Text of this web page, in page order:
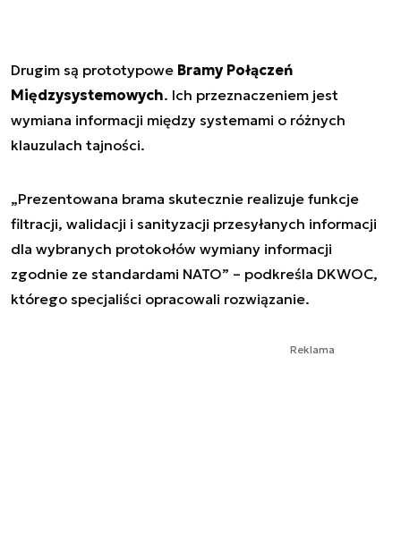
Drugim są prototypowe Bramy Połączeń
Międzysystemowych. Ich przeznaczeniem jest
wymiana informacji między systemami o różnych
klauzulach tajności.
„Prezentowana brama skutecznie realizuje funkcje
filtracji, walidacji i sanityzacji przesyłanych informacji
dla wybranych protokołów wymiany informacji
zgodnie ze standardami NATO” – podkreśla DKWOC,
którego specjaliści opracowali rozwiązanie.
Reklama